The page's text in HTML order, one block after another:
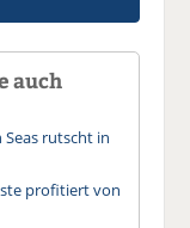
auch
Seas rutscht in
profitiert von